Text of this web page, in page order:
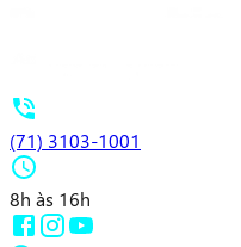
(71) 3103-1001
8h às 16h